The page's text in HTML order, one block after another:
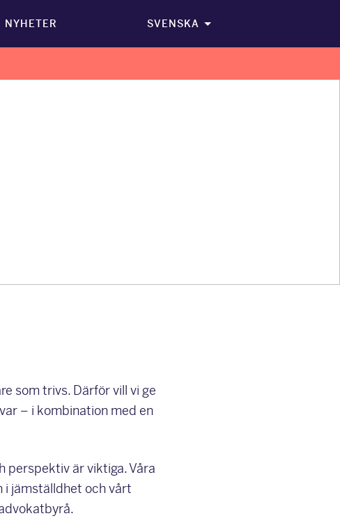
NYHETER SVENSKA
som trivs. Därför vill vi ge
– i kombination med en
perspektiv är viktiga. Våra
i jämställdhet och vårt